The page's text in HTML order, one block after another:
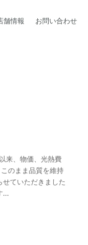
舗情報 お問い合わせ
来、物価、光熱費
のまま品質を維持
ていただきました
...